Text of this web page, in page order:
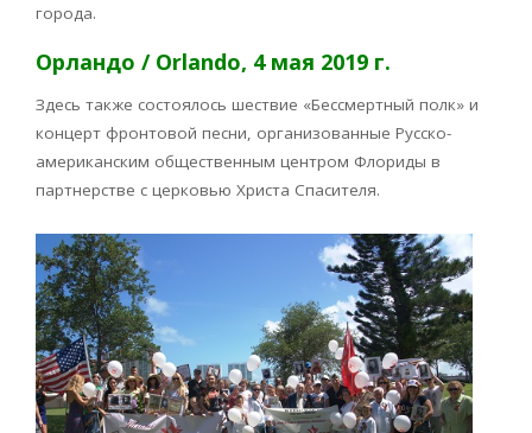
города.
Орландо / Orlando, 4 мая 2019 г.
Здесь также состоялось шествие «Бессмертный полк» и
концерт фронтовой песни, организованные Русско-
американским общественным центром Флориды в
партнерстве с церковью Христа Спасителя.